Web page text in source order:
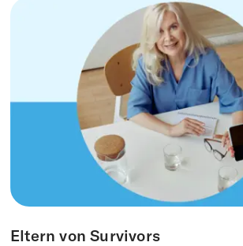
Eltern von Survivors